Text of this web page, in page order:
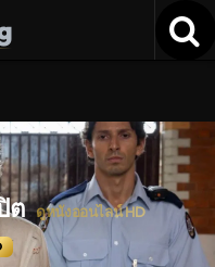
ต ดูหนังออนไลน์ HD